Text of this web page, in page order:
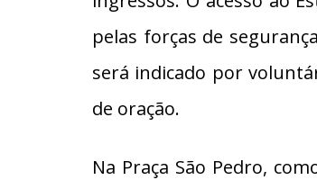
pelas forças de
será indicado por
de oração.
Na Praça São Pedro,